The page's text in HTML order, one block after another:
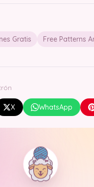
Gratis Free Patterns
X WhatsApp